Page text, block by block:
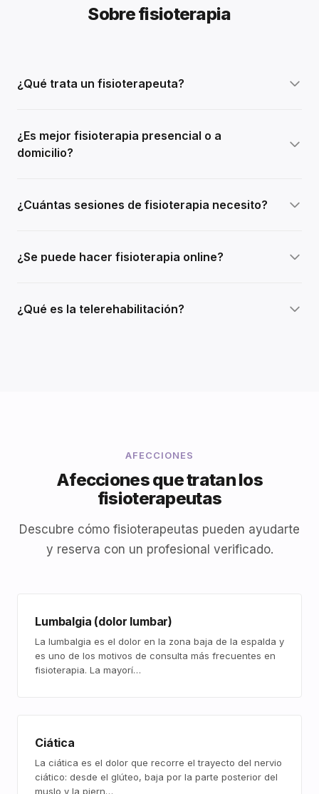
Sobre fisioterapia
¿Qué trata un fisioterapeuta?
¿Es mejor fisioterapia presencial o a
domicilio?
¿Cuántas sesiones de fisioterapia necesito?
¿Se puede hacer fisioterapia online?
¿Qué es la telerehabilitación?
AFECCIONES
Afecciones que tratan los
fisioterapeutas
Descubre cómo fisioterapeutas pueden ayudarte
y reserva con un profesional verificado.
Lumbalgia (dolor lumbar)
La lumbalgia es el dolor en la zona baja de la espalda y
es uno de los motivos de consulta más frecuentes en
fisioterapia. La mayorí…
Ciática
La ciática es el dolor que recorre el trayecto del nervio
ciático: desde el glúteo, baja por la parte posterior del
muslo y la piern…